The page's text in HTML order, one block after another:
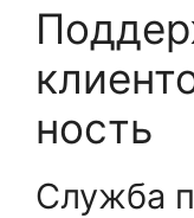
ность
Служба